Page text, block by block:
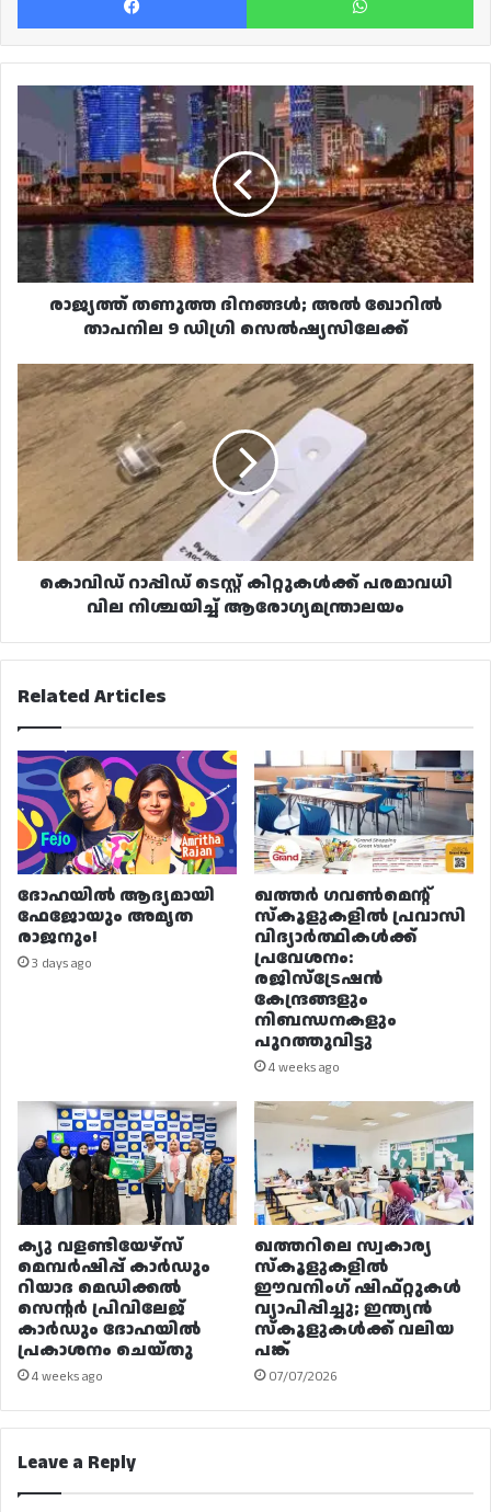
രാജ്യത്ത്
തണുത്ത
ദിനങ്ങൾ;
അൽ
ഖോറിൽ
താപനില
9
ഡിഗ്രി
സെൽഷ്യസിലേക്ക്
രാജ്യത്ത് തണുത്ത ദിനങ്ങൾ; അൽ ഖോറിൽ
താപനില 9 ഡിഗ്രി സെൽഷ്യസിലേക്ക്
കൊവിഡ്
റാപ്പിഡ്
ടെസ്റ്റ്
കിറ്റുകൾക്ക്
പരമാവധി
നിശ്ചയിച്ച്
ആരോഗ്യമന്ത്രാലയം
കൊവിഡ് റാപ്പിഡ് ടെസ്റ്റ് കിറ്റുകൾക്ക് പരമാവധി
വില നിശ്ചയിച്ച് ആരോഗ്യമന്ത്രാലയം
Related Articles
ദോഹയിൽ ആദ്യമായി
ഫേജോയും അമൃത
രാജനും!
3 days ago
ഖത്തർ ഗവൺമെന്റ്
സ്കൂളുകളിൽ പ്രവാസി
വിദ്യാർത്ഥികൾക്ക്
പ്രവേശനം:
രജിസ്ട്രേഷൻ
കേന്ദ്രങ്ങളും
നിബന്ധനകളും
പുറത്തുവിട്ടു
4 weeks ago
ക്യു വളണ്ടിയേഴ്‌സ്
മെമ്പർഷിപ്പ് കാർഡും
റിയാദ മെഡിക്കൽ
സെന്റർ പ്രിവിലേജ്
കാർഡും ദോഹയിൽ
പ്രകാശനം ചെയ്തു
4 weeks ago
ഖത്തറിലെ സ്വകാര്യ
സ്കൂളുകളിൽ
ഈവനിംഗ് ഷിഫ്റ്റുകൾ
വ്യാപിപ്പിച്ചു; ഇന്ത്യൻ
സ്കൂളുകൾക്ക് വലിയ
പങ്ക്
07/07/2026
Leave a Reply